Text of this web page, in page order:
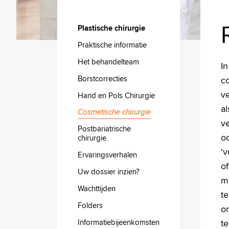
Plastische chirurgie
Praktische informatie
Het behandelteam
Borstcorrecties
Hand en Pols Chirurgie
Cosmetische chirurgie
Postbariatrische
chirurgie
Ervaringsverhalen
Uw dossier inzien?
Wachttijden
Folders
Informatiebijeenkomsten